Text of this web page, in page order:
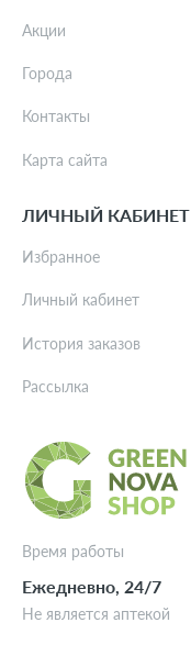
Время работы
Ежедневно, 24/7
Не является аптекой
Акции
Города
Контакты
Карта сайта
ЛИЧНЫЙ КАБИНЕТ
Избранное
Личный кабинет
История заказов
Рассылка